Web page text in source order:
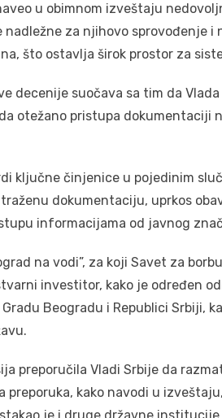
u obimnom izveštaju
za njihovo sprovođenje i
što ostavlja širok prostor za
decenije suočava sa tim da
otežano pristupa dokumentaciji
ključne činjenice u pojedinim
dokumentaciju, uprkos
informacijama od javnog
na vodi”, za koji Savet za
investitor, kako je određen
Beogradu i Republici Srbiji,
preporučila Vladi Srbije da
preporuka, kako navodi u